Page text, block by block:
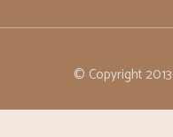
© Copyright